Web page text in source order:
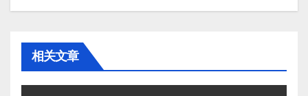
相关文章